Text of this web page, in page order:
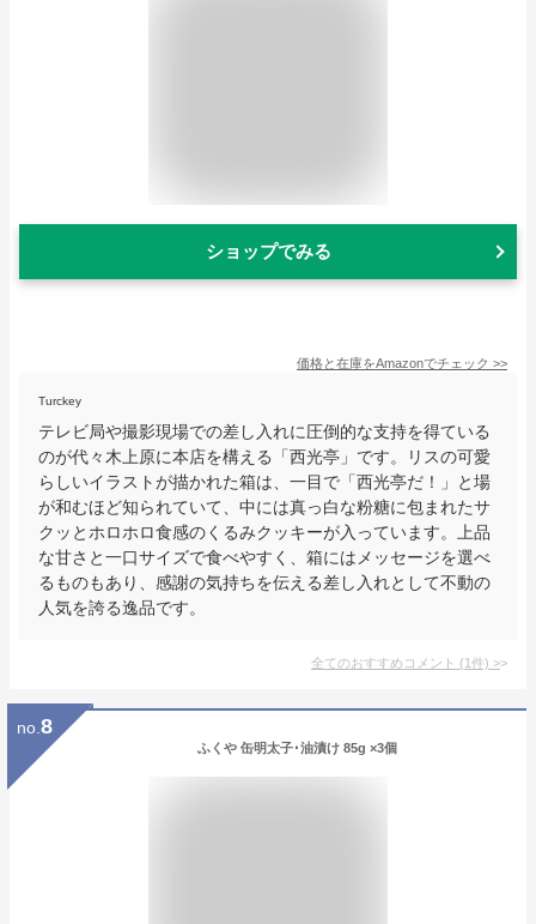
ショップでみる
価格と在庫をAmazonでチェック >>
Turckey
テレビ局や撮影現場での差し入れに圧倒的な支持を得ている
のが代々木上原に本店を構える「西光亭」です。リスの可愛
らしいイラストが描かれた箱は、一目で「西光亭だ！」と場
が和むほど知られていて、中には真っ白な粉糖に包まれたサ
クッとホロホロ食感のくるみクッキーが入っています。上品
な甘さと一口サイズで食べやすく、箱にはメッセージを選べ
るものもあり、感謝の気持ちを伝える差し入れとして不動の
人気を誇る逸品です。
全てのおすすめコメント (1件) >
no. 8
ふくや 缶明太子･油漬け 85g ×3個